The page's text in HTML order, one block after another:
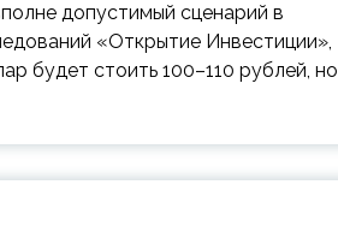
допустимый сценарий в
«Открытие Инвестиции»,
будет стоить 100–110 рублей, но